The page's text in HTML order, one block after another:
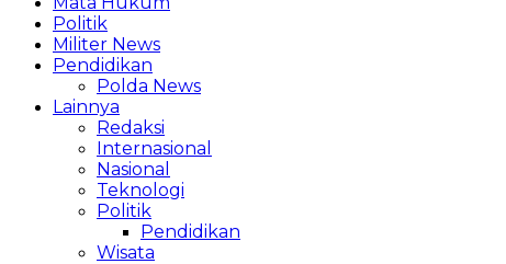
Politik
Militer News
Pendidikan
Polda News
Lainnya
Redaksi
Internasional
Nasional
Teknologi
Politik
Pendidikan
Wisata